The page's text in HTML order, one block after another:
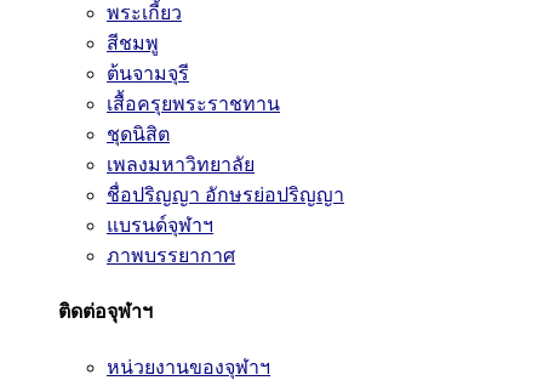
พระเกี้ยว
สีชมพู
ต้นจามจุรี
เสื้อครุยพระราชทาน
ชุดนิสิต
เพลงมหาวิทยาลัย
ชื่อปริญญา อักษรย่อปริญญา
แบรนด์จุฬาฯ
ภาพบรรยากาศ
ติดต่อจุฬาฯ
หน่วยงานของจุฬาฯ